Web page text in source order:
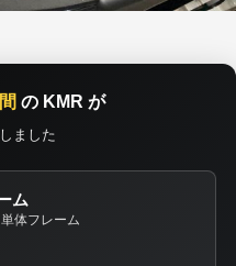
の KMR が
ました
ム
体フレーム